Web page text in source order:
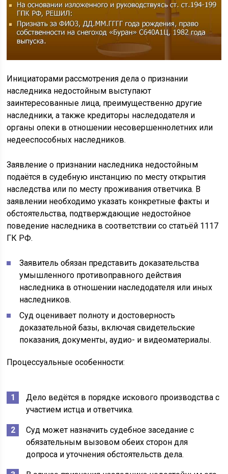
Инициаторами рассмотрения дела о признании
наследника недостойным выступают
заинтересованные лица, преимущественно другие
наследники, а также кредиторы наследодателя и
органы опеки в отношении несовершеннолетних или
недееспособных наследников.
Заявление о признании наследника недостойным
подаётся в судебную инстанцию по месту открытия
наследства или по месту проживания ответчика. В
заявлении необходимо указать конкретные факты и
обстоятельства, подтверждающие недостойное
поведение наследника в соответствии со статьёй 1117
ГК РФ.
Заявитель обязан представить доказательства
умышленного противоправного действия
наследника в отношении наследодателя или иных
наследников.
Суд оценивает полноту и достоверность
доказательной базы, включая свидетельские
показания, документы, аудио- и видеоматериалы.
Процессуальные особенности:
Дело ведётся в порядке искового производства с
участием истца и ответчика.
Суд может назначить судебное заседание с
обязательным вызовом обеих сторон для
допроса и уточнения обстоятельств дела.